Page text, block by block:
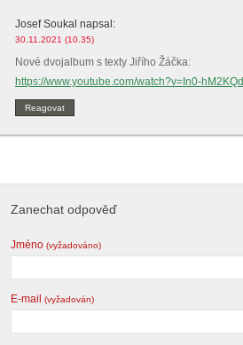
Josef Soukal napsal:
30.11.2021 (10.35)
Nové dvojalbum s texty Jiřího Žáčka:
https://www.youtube.com/watch?v=In0-hM2KQdI
Reagovat
Zanechat odpověď
Jméno (vyžadováno)
E-mail (vyžadován)